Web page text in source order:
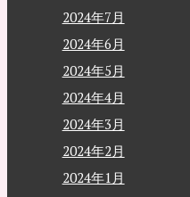
2024年7月
2024年6月
2024年5月
2024年4月
2024年3月
2024年2月
2024年1月